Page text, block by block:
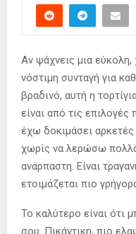
Αν ψάχνεις μια εύκολη,
νόστιμη συνταγή για
βραδινό, αυτή η
είναι από τις
έχω δοκιμάσει
χωρίς να λερώσω
ανάρπαστη. Είναι
ετοιμάζεται πιο
Το καλύτερο είναι ότι
σου. Πικάντικη, πιο